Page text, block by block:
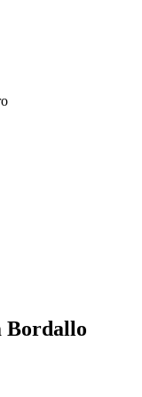
Bordallo